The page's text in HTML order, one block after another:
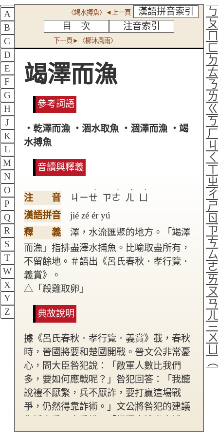
A
B
C
D
E
F
G
H
J
K
L
M
N
O
P
Q
R
S
T
W
X
Y
Z
〈竭水搏魚〉◄上一頁
漢語拼音索引
目 次
注音索引
下一頁►〈櫛沐風雨〉
竭澤而漁
參考詞語
‧乾澤而漁 ‧涸水取魚 ‧涸澤而漁 ‧竭
水搏魚
音讀與釋義
注 音 ㄐㄧㄝ
ˊ
ㄗㄜ
ˊ
ㄦ
ˊ
ㄩ
ˊ
漢語拼音
jié zé ér yú
釋 義
澤，水流匯聚的地方。「竭澤
而漁」指排盡澤水捕魚。比喻取盡所有，
不留餘地。＃語出《呂氏春秋．孝行覽．
義賞》。
△「殺雞取卵」
典故說明
據《呂氏春秋．孝行覽．義賞》載，春秋
時，晉國將要和楚國開戰。晉文公非常憂
心，問大臣咎犯說：「敵軍人數比我們
多，要如何應戰呢？」咎犯回答：「我聽
說禮不厭繁，兵不厭詐，要打贏這場戰
爭，仍然得靠詐術。」文公將咎犯的建議
魚，一定捕得到，但明年就沒有魚可捕